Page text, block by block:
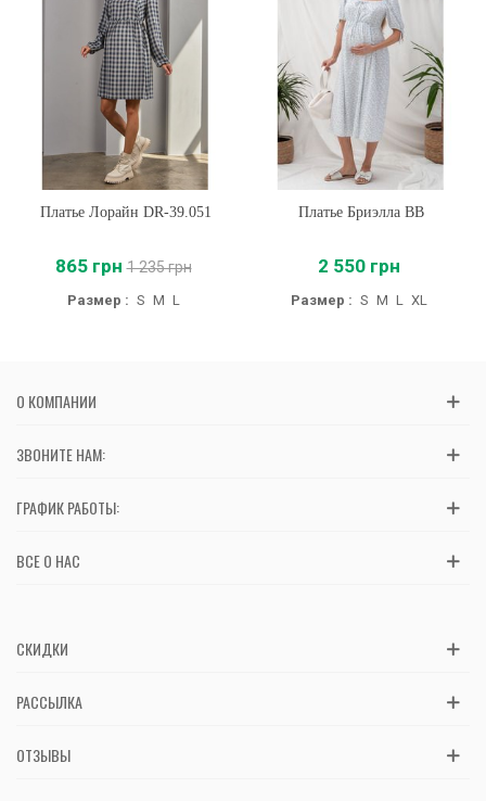
Платье Лорайн DR-39.051
865 грн 1 235 грн
Размер : S M L
Платье Бриэлла BB
2 550 грн
Размер : S M L XL
О КОМПАНИИ
ЗВОНИТЕ НАМ:
ГРАФИК РАБОТЫ:
ВСЕ О НАС
СКИДКИ
РАССЫЛКА
ОТЗЫВЫ